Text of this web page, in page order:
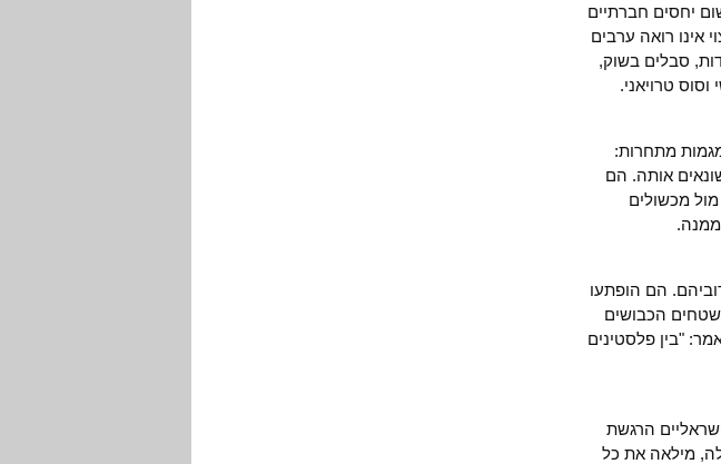
יחסים חברתיים
אינו רואה ערבים
סבלים בשוק,
טרויאני.
מתחרות:
אותה. הם
מכשולים
ממנה.
הם הופתעו
רבים בשטחים הכבושים
"בין פלסטינים
הרגשת
מילאה את כל